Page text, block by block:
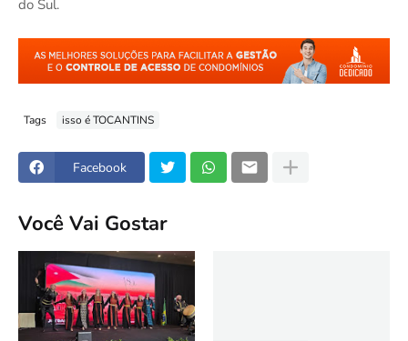
do Sul.
Tags isso é TOCANTINS
Facebook
Você Vai Gostar